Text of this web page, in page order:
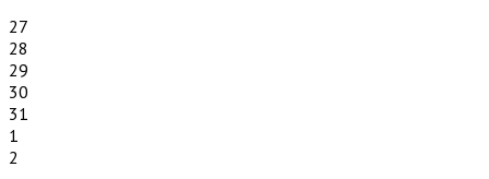
27
28
29
30
31
1
2